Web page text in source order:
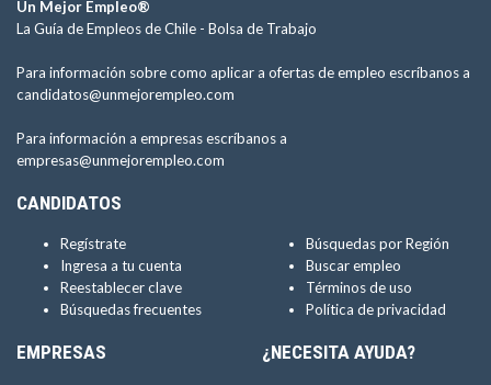
Un Mejor Empleo®
La Guía de Empleos de Chile - Bolsa de Trabajo
Para información sobre como aplicar a ofertas de empleo escríbanos a
candidatos@unmejorempleo.com
Para información a empresas escríbanos a
empresas@unmejorempleo.com
CANDIDATOS
Regístrate
Ingresa a tu cuenta
Reestablecer clave
Búsquedas frecuentes
Búsquedas por Región
Buscar empleo
Términos de uso
Política de privacidad
EMPRESAS ¿NECESITA AYUDA?